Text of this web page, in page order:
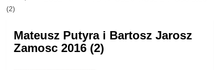
(2)
Mateusz Putyra i Bartosz Jarosz
Zamosc 2016 (2)